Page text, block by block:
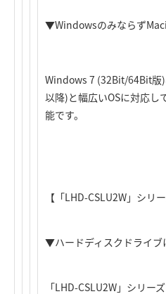
▼Windowsのみならず
Windows 7 (32Bit/64Bit版
以降)と幅広いOSに対応し
能です。
【「LHD-CSLU2W」シリ
▼ハードディスクドライブ
「LHD-CSLU2W」シリ